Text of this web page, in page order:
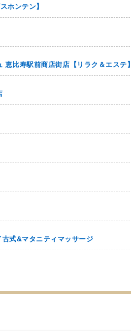
ホンテン】
比寿駅前商店街店【リラク＆エステ】
式&マタニティマッサージ